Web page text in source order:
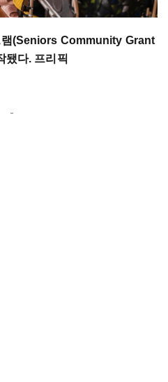
램(Seniors Community Grant
됐다. 프리픽